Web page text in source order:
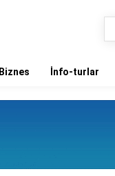
Biznes İnfo-turlar